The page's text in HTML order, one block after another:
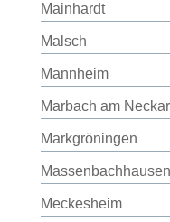
Mainhardt
Malsch
Mannheim
Marbach am Neckar
Markgröningen
Massenbachhausen
Meckesheim